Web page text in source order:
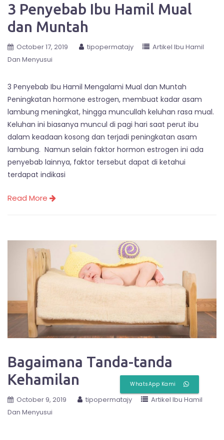
3 Penyebab Ibu Hamil Mual
dan Muntah
October 17, 2019 tipopermatajy
Artikel Ibu Hamil
Dan Menyusui
3 Penyebab Ibu Hamil Mengalami Mual dan Muntah
Peningkatan hormone estrogen, membuat kadar asam
lambung meningkat, hingga muncullah keluhan rasa mual.
Keluhan ini biasanya muncul di pagi hari saat perut ibu
dalam keadaan kosong dan terjadi peningkatan asam
lambung. Namun selain faktor hormon estrogen ini ada
penyebab lainnya, faktor tersebut dapat di ketahui
terdapat indikasi
Read More
Bagaimana Tanda-tanda
Kehamilan
October 9, 2019 tipopermatajy
Artikel Ibu Hamil
Dan Menyusui
WhatsApp Kami